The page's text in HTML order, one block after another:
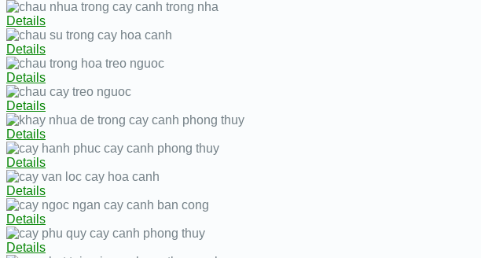
Details
Details
Details
Details
Details
Details
Details
Details
Details